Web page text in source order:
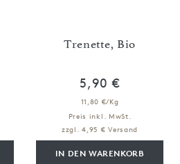
Trenette, Bio
5,90 €
11,80 €/Kg
Preis inkl. MwSt.
zzgl. 4,95 € Versand
IN DEN WARENKORB